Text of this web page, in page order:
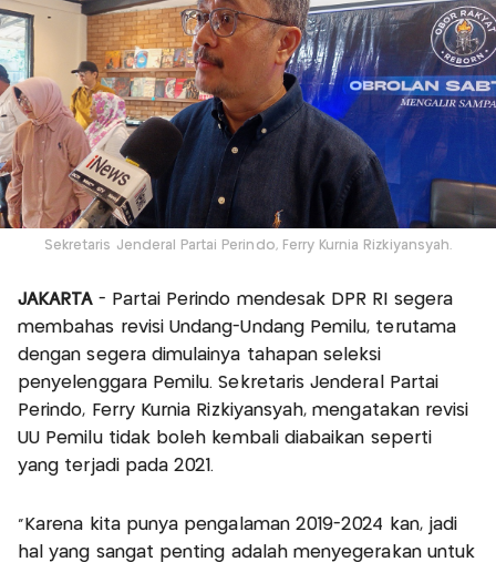
Sekretaris Jenderal Partai Perindo, Ferry Kurnia Rizkiyansyah.
JAKARTA - Partai Perindo mendesak DPR RI segera
membahas revisi Undang-Undang Pemilu, terutama
dengan segera dimulainya tahapan seleksi
penyelenggara Pemilu. Sekretaris Jenderal Partai
Perindo, Ferry Kurnia Rizkiyansyah, mengatakan revisi
UU Pemilu tidak boleh kembali diabaikan seperti
yang terjadi pada 2021.
"Karena kita punya pengalaman 2019-2024 kan, jadi
hal yang sangat penting adalah menyegerakan untuk